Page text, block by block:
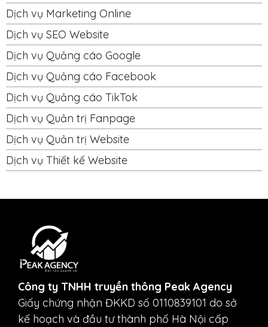
Dịch vụ Marketing Online
Dịch vụ SEO Website
Dịch vụ Quảng cáo Google
Dịch vụ Quảng cáo Facebook
Dịch vụ Quảng cáo TikTok
Dịch vụ Quản trị Fanpage
Dịch vụ Quản trị Website
Dịch vụ Thiết kế Website
Công ty TNHH truyền thông Peak Agency
Giấy chứng nhận ĐKKD số 0110839101 do sở
kế hoạch và đầu tư thành phố Hà Nội cấp